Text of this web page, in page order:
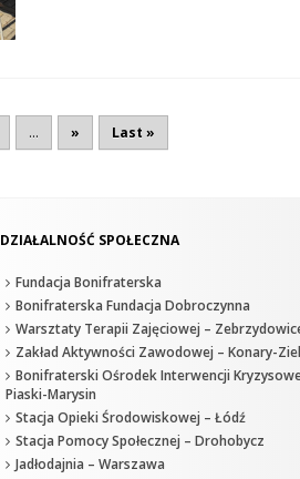
... » Last »
DZIAŁALNOŚĆ SPOŁECZNA
Fundacja Bonifraterska
Bonifraterska Fundacja Dobroczynna
Warsztaty Terapii Zajęciowej –
Zakład Aktywności Zawodowej – Konary-
Bonifraterski Ośrodek Interwencji
Piaski-Marysin
Stacja Opieki Środowiskowej – Łódź
Stacja Pomocy Społecznej – Drohobycz
Jadłodajnia – Warszawa